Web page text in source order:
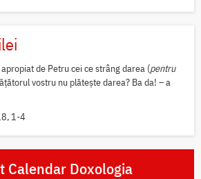
de Petru cei ce strâng darea (pentru
vostru nu plătește darea? Ba da! – a
1-4
Calendar Doxologia